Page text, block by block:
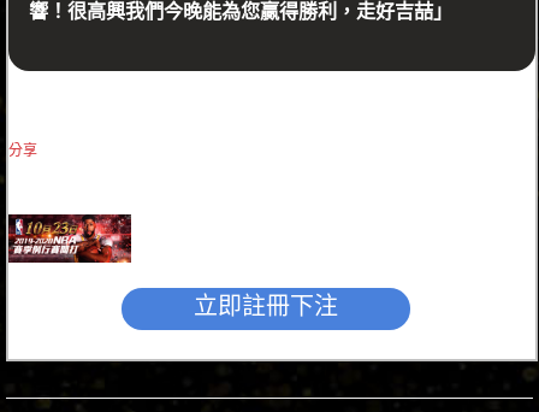
響！很高興我們今晚能為您贏得勝利，走好吉喆」
分享
立即註冊下注